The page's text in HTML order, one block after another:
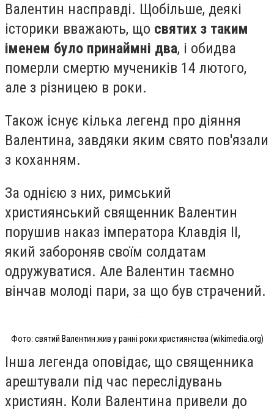
Валентин насправді. Щобільше, деякі
історики вважають, що святих з таким
іменем було принаймні два, і обидва
померли смертю мучеників 14 лютого,
але з різницею в роки.
Також існує кілька легенд про діяння
Валентина, завдяки яким свято пов'язали
з коханням.
За однією з них, римський
християнський священник Валентин
порушив наказ імператора Клавдія II,
який забороняв своїм солдатам
одружуватися. Але Валентин таємно
вінчав молоді пари, за що був страчений.
Фото: святий Валентин жив у ранні роки християнства (wikimedia.org)
Інша легенда оповідає, що священника
арештували під час переслідувань
християн. Коли Валентина привели до